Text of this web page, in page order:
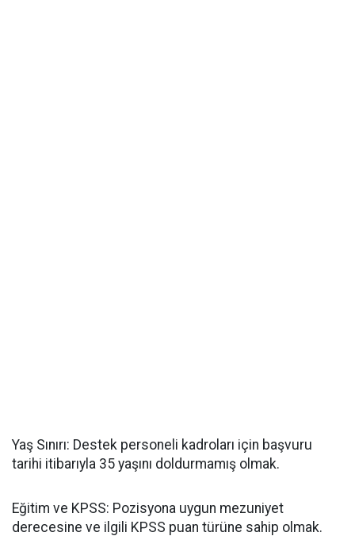
​Yaş Sınırı: Destek personeli kadroları için başvuru
tarihi itibarıyla 35 yaşını doldurmamış olmak.
​Eğitim ve KPSS: Pozisyona uygun mezuniyet
derecesine ve ilgili KPSS puan türüne sahip olmak.